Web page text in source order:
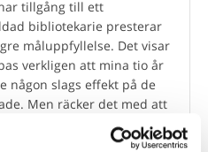
tillgång till ett
bibliotekarie presterar
måluppfyllelse. Det visar
verkligen att mina tio år
någon slags effekt på de
Men räcker det med att
på plats? Nej.
måste finnas på alla